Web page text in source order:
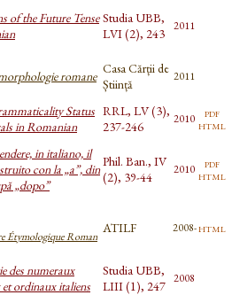
of the Future Tense Studia UBB,
LVI (2), 243
2011
romane Casa Cărții de
Știință
2011
Status
in Romanian
RRL, LV (3),
237-246
2010 pdf
html
in italiano, il
con la „a”, din
„dopo”
Phil. Ban., IV
(2), 39-44
2010 pdf
html
Étymologique Roman
ATILF 2008-html
des numeraux
ordinaux italiens
Studia UBB,
LIII (1), 247 2008